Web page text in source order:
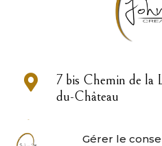
Gérer le

7 bis Chemin de la
du-Château
